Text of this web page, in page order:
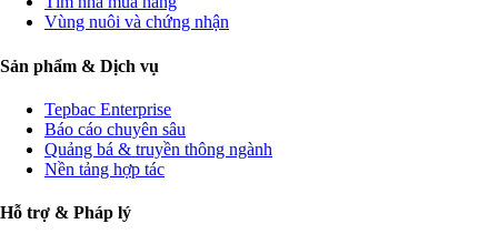
Vùng nuôi và chứng nhận
Sản phẩm & Dịch vụ
Tepbac Enterprise
Báo cáo chuyên sâu
Quảng bá & truyền thông ngành
Nền tảng hợp tác
Hỗ trợ & Pháp lý